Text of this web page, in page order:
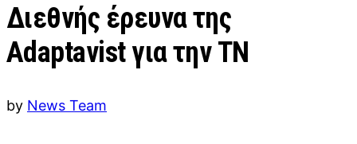
Διεθνής έρευνα της
Adaptavist για την ΤΝ
by News Team